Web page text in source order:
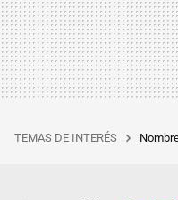
TEMAS DE INTERÉS